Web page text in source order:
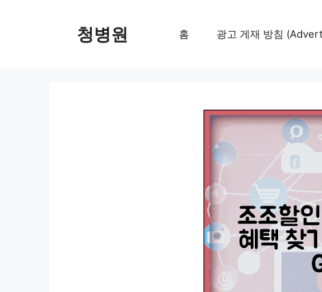
청병원 홈 광고 게재 방침